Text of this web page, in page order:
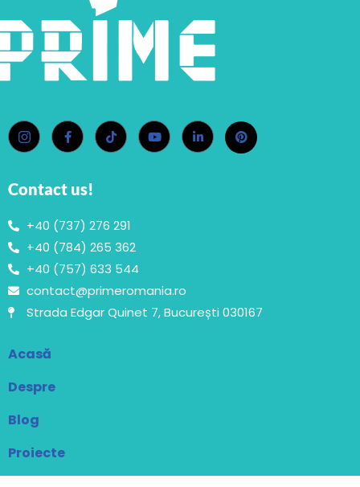
Contact us!
+40 (737) 276 291
+40 (784) 265 362
+40 (757) 633 544
contact@primeromania.ro
Strada Edgar Quinet 7, București 030167
Acasă
Despre
Blog
Proiecte